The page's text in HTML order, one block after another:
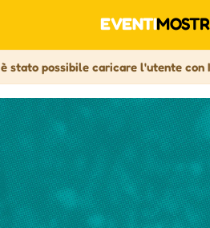
EVENTI
stato possibile caricare l'utente con